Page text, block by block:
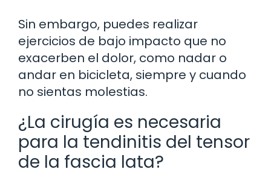
Sin embargo, puedes realizar
ejercicios de bajo impacto que no
exacerben el dolor, como nadar o
andar en bicicleta, siempre y cuando
no sientas molestias.
¿La cirugía es necesaria
para la tendinitis del tensor
de la fascia lata?